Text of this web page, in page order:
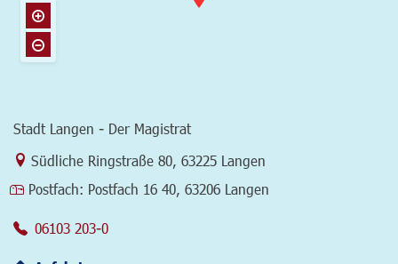
Stadt Langen - Der Magistrat
Link zur Google-Maps Navigation
Südliche Ringstraße 80, 63225 Langen
Postfach: Postfach 16 40, 63206 Langen
06103 203-0